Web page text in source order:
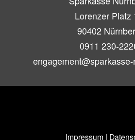
Lorenzer Platz
90402
0911 230-
Impressum |